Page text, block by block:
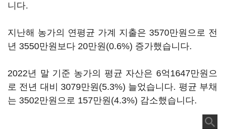
니다.
지난해 농가의 연평균 가계 지출은 3570만원으로 전
년 3550만원보다 20만원(0.6%) 증가했습니다.
2022년 말 기준 농가의 평균 자산은 6억1647만원으
로 전년 대비 3079만원(5.3%) 늘었습니다. 평균 부채
는 3502만원으로 157만원(4.3%) 감소했습니다.